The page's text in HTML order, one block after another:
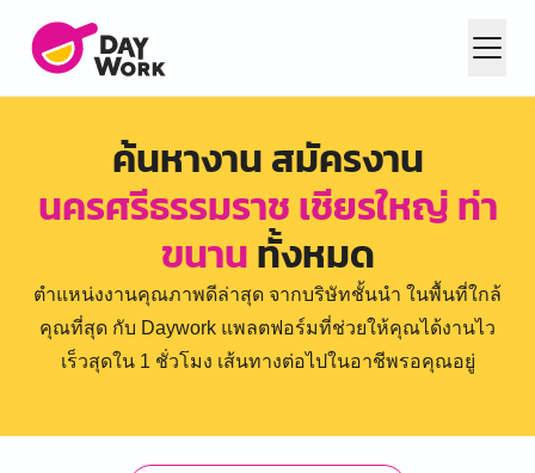
ค้นหางาน สมัครงาน
นครศรีธรรมราช เชียรใหญ่ ท่า
ขนานทั้งหมด
ตำแหน่งงานคุณภาพดีล่าสุด จากบริษัทชั้นนำ ในพื้นที่ใกล้
คุณที่สุด กับ Daywork แพลตฟอร์มที่ช่วยให้คุณได้งานไว
เร็วสุดใน 1 ชั่วโมง เส้นทางต่อไปในอาชีพรอคุณอยู่